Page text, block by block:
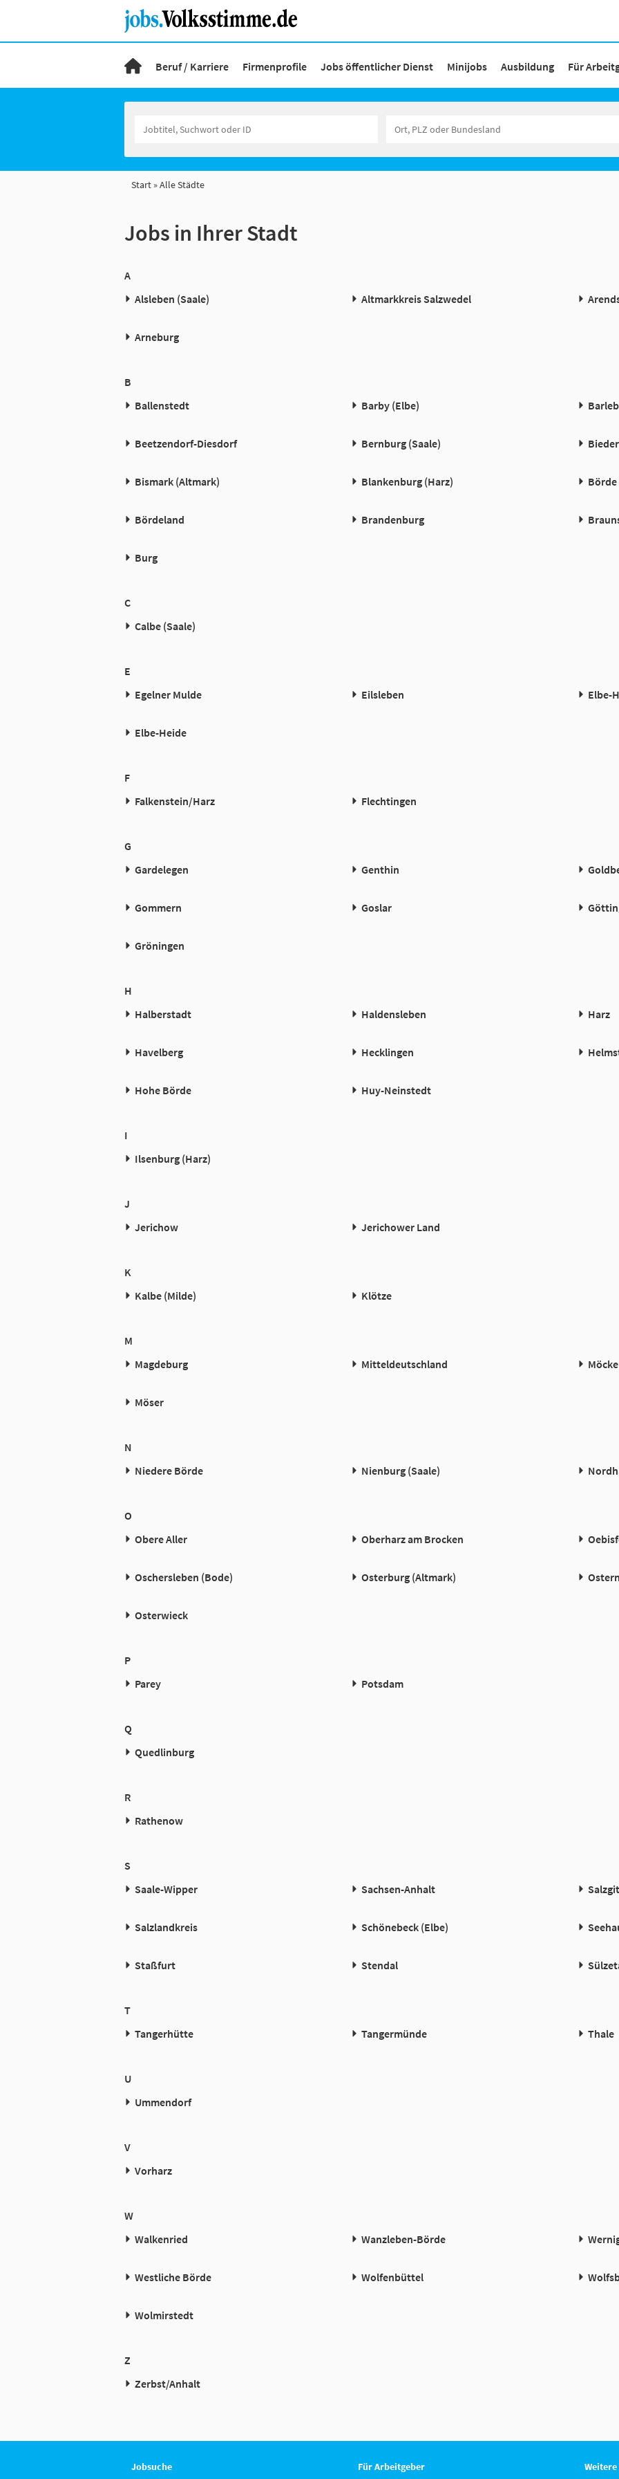
Beruf / Karriere Firmenprofile Jobs öffentlicher Dienst Minijobs Ausbildung Für
Start Alle Städte
Jobs in Ihrer Stadt
A
Alsleben (Saale)
Altmarkkreis Salzwedel
Arneburg
B
Ballenstedt
Barby (Elbe)
Beetzendorf-Diesdorf Bernburg (Saale)
Bismark (Altmark) Blankenburg (Harz) Börde
Bördeland Brandenburg
Burg
C
Calbe (Saale)
E
Egelner Mulde
Eilsleben Elbe-
Elbe-Heide
F
Falkenstein/Harz
Flechtingen
G
Gardelegen
Genthin
Gommern Goslar
Gröningen
H
Halberstadt
Haldensleben Harz
Havelberg Hecklingen
Hohe Börde Huy-Neinstedt
I
Ilsenburg (Harz)
J
Jerichow
Jerichower Land
K
Kalbe (Milde)
Klötze
M
Magdeburg
Mitteldeutschland
Möser
N
Niedere Börde
Nienburg (Saale)
O
Obere Aller
Oberharz am Brocken
Oschersleben (Bode) Osterburg (Altmark)
Osterwieck
P
Parey
Potsdam
Q
Quedlinburg
R
Rathenow
S
Saale-Wipper
Sachsen-Anhalt
Salzlandkreis Schönebeck (Elbe)
Staßfurt Stendal
T
Tangerhütte
Tangermünde Thale
U
Ummendorf
V
Vorharz
W
Walkenried
Wanzleben-Börde
Westliche Börde Wolfenbüttel
Wolmirstedt
Z
Zerbst/Anhalt
Jobsuche Für Arbeitgeber